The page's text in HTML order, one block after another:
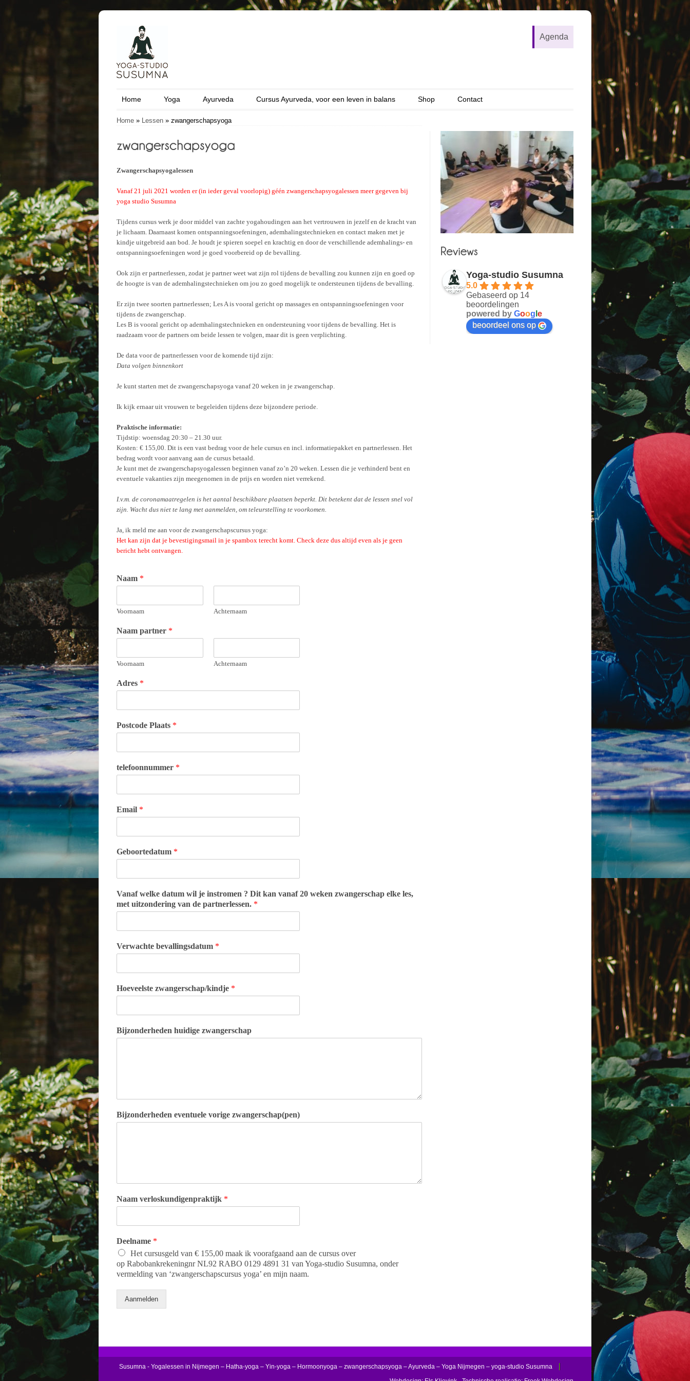
Agenda
Home Yoga Ayurveda Cursus Ayurveda, voor een leven in balans Shop Contact
Home » Lessen » zwangerschapsyoga
Zwangerschapsyogalessen
Vanaf 21 juli 2021 worden er (in ieder geval voorlopig) géén zwangerschapsyogalessen meer gegeven bij
yoga studio Susumna
Tijdens cursus werk je door middel van zachte yogahoudingen aan het vertrouwen in jezelf en de kracht van
je lichaam. Daarnaast komen ontspanningsoefeningen, ademhalingstechnieken en contact maken met je
kindje uitgebreid aan bod. Je houdt je spieren soepel en krachtig en door de verschillende ademhalings- en
ontspanningsoefeningen word je goed voorbereid op de bevalling.
Ook zijn er partnerlessen, zodat je partner weet wat zijn rol tijdens de bevalling zou kunnen zijn en goed op
de hoogte is van de ademhalingstechnieken om jou zo goed mogelijk te ondersteunen tijdens de bevalling.
Er zijn twee soorten partnerlessen; Les A is vooral gericht op massages en ontspanningsoefeningen voor
tijdens de zwangerschap.
Les B is vooral gericht op ademhalingstechnieken en ondersteuning voor tijdens de bevalling. Het is
raadzaam voor de partners om beide lessen te volgen, maar dit is geen verplichting.
De data voor de partnerlessen voor de komende tijd zijn:
Data volgen binnenkort
Je kunt starten met de zwangerschapsyoga vanaf 20 weken in je zwangerschap.
Ik kijk ernaar uit vrouwen te begeleiden tijdens deze bijzondere periode.
Praktische informatie:
Tijdstip: woensdag 20:30 – 21.30 uur.
Kosten: € 155,00. Dit is een vast bedrag voor de hele cursus en incl. informatiepakket en partnerlessen. Het
bedrag wordt voor aanvang aan de cursus betaald.
Je kunt met de zwangerschapsyogalessen beginnen vanaf zo’n 20 weken. Lessen die je verhinderd bent en
eventuele vakanties zijn meegenomen in de prijs en worden niet verrekend.
I.v.m. de coronamaatregelen is het aantal beschikbare plaatsen beperkt. Dit betekent dat de lessen snel vol
zijn. Wacht dus niet te lang met aanmelden, om teleurstelling te voorkomen.
Ja, ik meld me aan voor de zwangerschapscursus yoga:
Het kan zijn dat je bevestigingsmail in je spambox terecht komt. Check deze dus altijd even als je geen
bericht hebt ontvangen.
Naam *
Voornaam Achternaam
Naam partner *
Voornaam Achternaam
Adres *
Postcode Plaats *
telefoonnummer *
Email *
Geboortedatum *
Vanaf welke datum wil je instromen ? Dit kan vanaf 20 weken zwangerschap elke les,
met uitzondering van de partnerlessen. *
Verwachte bevallingsdatum *
Hoeveelste zwangerschap/kindje *
Bijzonderheden huidige zwangerschap
Bijzonderheden eventuele vorige zwangerschap(pen)
Naam verloskundigenpraktijk *
Deelname *
Het cursusgeld van € 155,00 maak ik voorafgaand aan de cursus over
op Rabobankrekeningnr NL92 RABO 0129 4891 31 van Yoga-studio Susumna, onder
vermelding van ‘zwangerschapscursus yoga’ en mijn naam.
Aanmelden
Yoga-studio Susumna
5.0
Gebaseerd op 14
beoordelingen
powered by Goog e
beoordeel ons op
Susumna - Yogalessen in Nijmegen – Hatha-yoga – Yin-yoga – Hormoonyoga – zwangerschapsyoga – Ayurveda – Yoga Nijmegen – yoga-studio Susumna